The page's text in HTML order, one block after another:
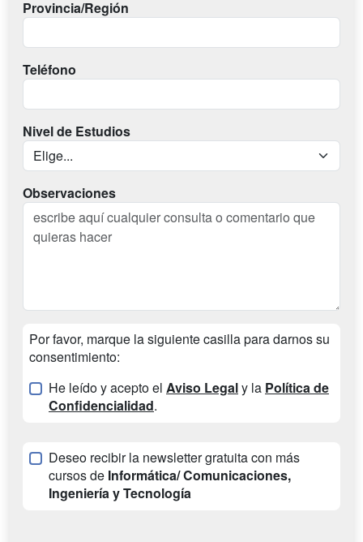
Provincia/Región
Teléfono
Nivel de Estudios
Observaciones
Por favor, marque la siguiente casilla para darnos su
consentimiento:
He leído y acepto el Aviso Legaly la Política de
Confidencialidad.
Deseo recibir la newsletter gratuita con más
cursos de Informática/ Comunicaciones,
Ingeniería y Tecnología